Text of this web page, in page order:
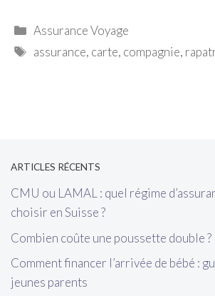
Catégories
Assurance Voyage
Étiquettes
assurance, carte, compagnie,
ARTICLES RÉCENTS
CMU ou LAMAL : quel régime
choisir en Suisse ?
Combien coûte une poussette double ?
Comment financer l’arrivée de bébé :
jeunes parents